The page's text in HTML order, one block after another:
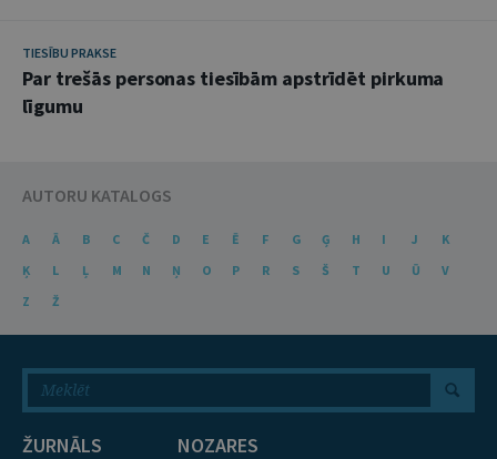
TIESĪBU PRAKSE
Par trešās personas tiesībām apstrīdēt pirkuma
līgumu
AUTORU KATALOGS
A Ā B C Č D E Ē F G Ģ H I J
K
Ķ
L Ļ M N Ņ O P R S Š T U Ū
V
Z
Ž
ŽURNĀLS NOZARES